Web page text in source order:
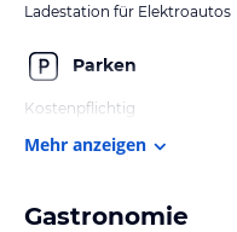
Ladestation für Elektroautos
Parken
Kostenpflichtig
Mehr anzeigen
Gastronomie